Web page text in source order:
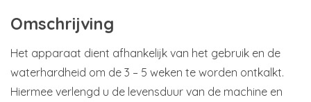
Omschrijving
Het apparaat dient afhankelijk van het gebruik en de
waterhardheid om de 3 – 5 weken te worden ontkalkt.
Hiermee verlengd u de levensduur van de machine en